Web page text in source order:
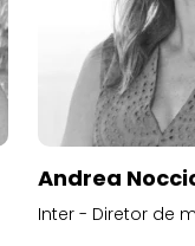
Andrea
Inter - Diretor de